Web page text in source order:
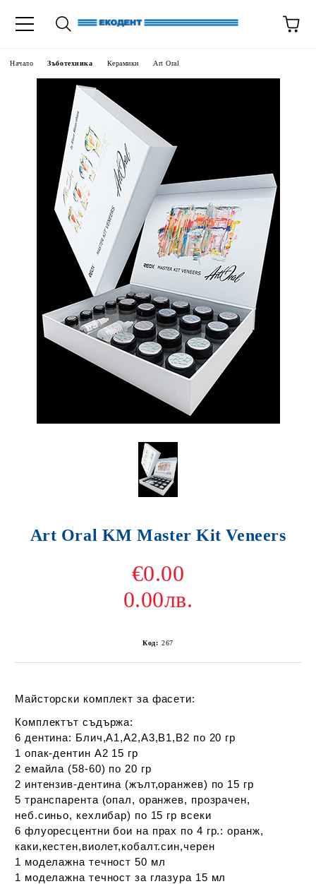
Начало Зъботехника Керамики Art Oral
Art Oral KM Master Kit Veneers
€0.00
0.00лв.
Код: 267
Майсторски комплект за фасети:
Комплектът съдържа:
6 дентина: Блич,А1,А2,А3,В1,В2 по 20 гр
1 опак-дентин А2 15 гр
2 емайла (58-60) по 20 гр
2 интензив-дентина (жълт,оранжев) по 15 гр
5 транспарента (опал, оранжев, прозрачен,
неб.синьо, кехлибар) по 15 гр всеки
6 флуоресцентни бои на прах по 4 гр.: оранж,
каки,кестен,виолет,кобалт.син,черен
1 моделажна течност 50 мл
1 моделажна течност за глазура 15 мл